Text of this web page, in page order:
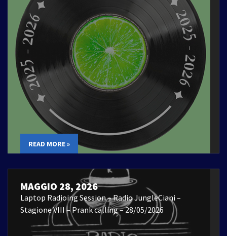
READ MORE »
MAGGIO 28, 2026
Laptop Radioing Session – Radio JungleCiani –
Stagione VIII – Prank calling – 28/05/2026